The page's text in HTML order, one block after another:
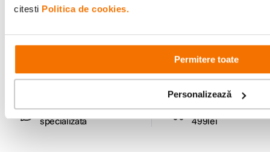
citesti Politica de cookies.
Permitere toate
Personalizează
Alatura-te comunitatii creatorilor
Consultanta
specializata
Livrare gratuita
499lei